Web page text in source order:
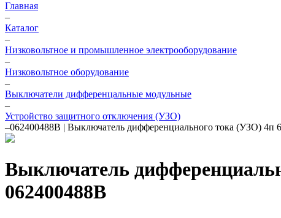
Главная
–
Каталог
–
Низковольтное и промышленное электрооборудование
–
Низковольтное оборудование
–
Выключатели дифференцальные модульные
–
Устройство защитного отключения (УЗО)
–062400488B | Выключатель дифференциального тока (УЗО)
Выключатель
062400488B